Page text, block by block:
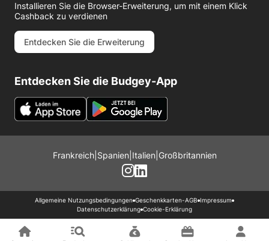
Installieren Sie die Browser-Erweiterung, um mit einem Klick
Cashback zu verdienen
Entdecken Sie die Erweiterung
Entdecken Sie die Budgey-App
Frankreich| Spanien Italien Großbritannien
Allgemeine Nutzungsbedingungen Geschenkkarten-AGB Impressum
Datenschutzerklärung Cookie-Erklärung